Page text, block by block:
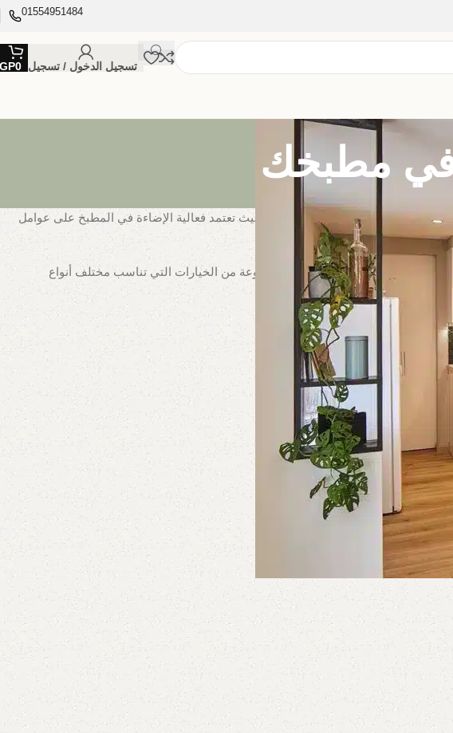
01554951484
تسجيل الدخول / تسجيل 0
في مطبخك
ويجعل العمل فيه أكثر سهولة وأمانًا، حيث تعتمد فعالية الإضاءة في المطبخ على عوامل
في المطبخبشكل ممتاز، وهي مجموعة من الخيارات التي تناسب مختلف أنواع